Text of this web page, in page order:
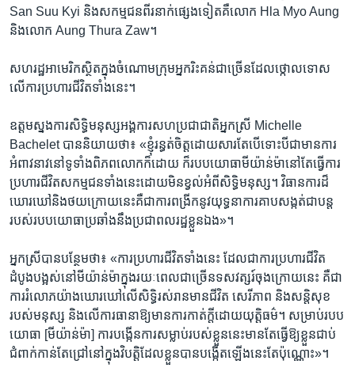
San Suu Kyi និង​សកម្មជន​ពីរ​នាក់​ផ្សេង​ទៀត​គឺ​លោក Hla Myo Aung
និង​លោក Aung Thura Zaw។
សហរដ្ឋ​អាមេរិក​ស្ថិត​ក្នុង​ចំណោម​ក្រុម​អ្នក​រិះគន់​ជា​ច្រើន​ដែល​ថ្កោលទោស​
លើ​ការ​ប្រហារ​ជីវិត​ទាំង​នេះ។
ឧត្តម​ស្នងការសិទ្ធិ​មនុស្ស​អង្គការ​សហប្រជាជាតិ​អ្នកស្រី Michelle
Bachelet បាន​និយាយ​ថា៖ «ខ្ញុំ​រន្ធត់​ចិត្ត​ដោយសារតែ​បើ​ទោះបីជា​មាន​ការ​
អំពាវនាវ​នៅ​ទូទាំង​ពិភពលោក​ក៏ដោយ ក៏​របប​យោធា​មីយ៉ាន់ម៉ា​នៅតែ​ធ្វើ​ការ​
ប្រហារ​ជីវិត​សកម្មជន​ទាំង​នេះ​ដោយ​មិន​ខ្វល់​អំពី​សិទ្ធិ​មនុស្ស។ វិធានការ​ដ៏​
ឃោរឃៅ​និង​ថយក្រោយ​នេះ​គឺ​ជា​ការ​ពង្រីក​នូវ​យុទ្ធនាការ​គាប​សង្កត់​ជា​បន្ត​
របស់​របប​យោធា​ប្រឆាំង​នឹង​ប្រជាពលរដ្ឋ​ខ្លួន​ឯង»។
អ្នកស្រី​បាន​បន្ថែម​ថា៖ «ការ​ប្រហារ​ជីវិត​ទាំង​នេះ ដែល​ជា​ការ​ប្រហារ​ជីវិត​
ដំបូង​បង្អស់​នៅ​មីយ៉ាន់ម៉ា​ក្នុង​រយៈពេល​ជា​ច្រើន​ទសវត្សរ៍​ចុងក្រោយ​នេះ គឺ​ជា​
ការ​រំលោភ​យ៉ាង​ឃោរឃៅ​លើ​សិទ្ធិ​រស់រាន​មាន​ជីវិត សេរីភាព និង​សន្តិសុខ​
របស់​មនុស្ស និង​លើ​ការ​ធានា​ឱ្យ​មាន​ការ​កាត់​ក្ដី​ដោយ​យុត្តិធម៌។ សម្រាប់​របប​
យោធា [មីយ៉ាន់ម៉ា] ការ​បង្កើន​ការ​សម្លាប់​របស់​ខ្លួន​នេះ​មាន​តែ​ធ្វើ​ឱ្យ​ខ្លួន​ជាប់​
ជំពាក់​កាន់តែ​ជ្រៅ​នៅ​ក្នុង​វិបត្តិ​ដែល​ខ្លួន​បាន​បង្កើត​ឡើង​នេះ​តែ​ប៉ុណ្ណោះ»។